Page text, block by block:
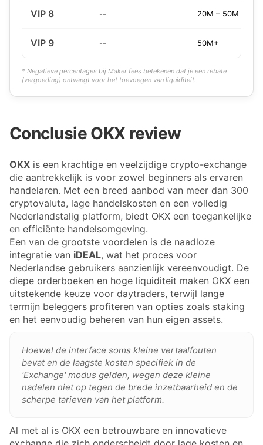
VIP 8 -- 20M – 50M
VIP 9 -- 50M+
* Negatieve percentages bij Maker fees betekenen dat je een rebate
(vergoeding) ontvangt voor het toevoegen van liquiditeit.
Conclusie OKX review
OKX is een krachtige en veelzijdige crypto-exchange
die aantrekkelijk is voor zowel beginners als ervaren
handelaren. Met een breed aanbod van meer dan 300
cryptovaluta, lage handelskosten en een volledig
Nederlandstalig platform, biedt OKX een toegankelijke
en efficiënte handelsomgeving.
Een van de grootste voordelen is de naadloze
integratie van iDEAL, wat het proces voor
Nederlandse gebruikers aanzienlijk vereenvoudigt. De
diepe orderboeken en hoge liquiditeit maken OKX een
uitstekende keuze voor daytraders, terwijl lange
termijn beleggers profiteren van opties zoals staking
en het eenvoudig beheren van hun eigen assets.
Hoewel de interface soms kleine vertaalfouten
bevat en de laagste kosten specifiek in de
'Exchange' modus gelden, wegen deze kleine
nadelen niet op tegen de brede inzetbaarheid en de
scherpe tarieven van het platform.
Al met al is OKX een betrouwbare en innovatieve